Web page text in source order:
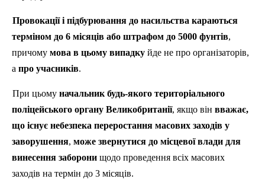
Провокації і підбурювання до насильства караються
терміном до 6 місяців або штрафом до 5000 фунтів,
причому мова в цьому випадку йде не про організаторів,
а про учасників.
При цьому начальник будь-якого територіального
поліцейського органу Великобританії, якщо він вважає,
що існує небезпека переростання масових заходів у
заворушення, може звернутися до місцевої влади для
винесення заборони щодо проведення всіх масових
заходів на термін до 3 місяців.